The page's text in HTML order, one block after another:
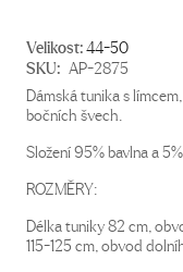
Velikost:44-50
SKU: AP-2875
Dámská tunika s
bočních švech.
Složení 95% bavlna a
ROZMĚRY:
Délka tuniky 82 cm,
115-125 cm, obvod